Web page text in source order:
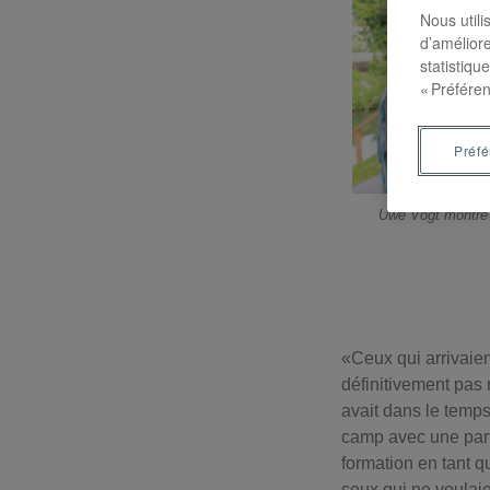
Uwe Vogt
«Ceux qui
définitivement pas
avait dans le
camp avec une
formation en tant
Nous
«